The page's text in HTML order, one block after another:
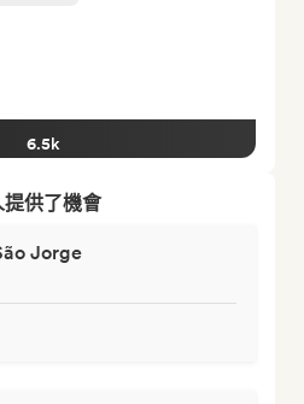
6.5k
供了機會
Jorge